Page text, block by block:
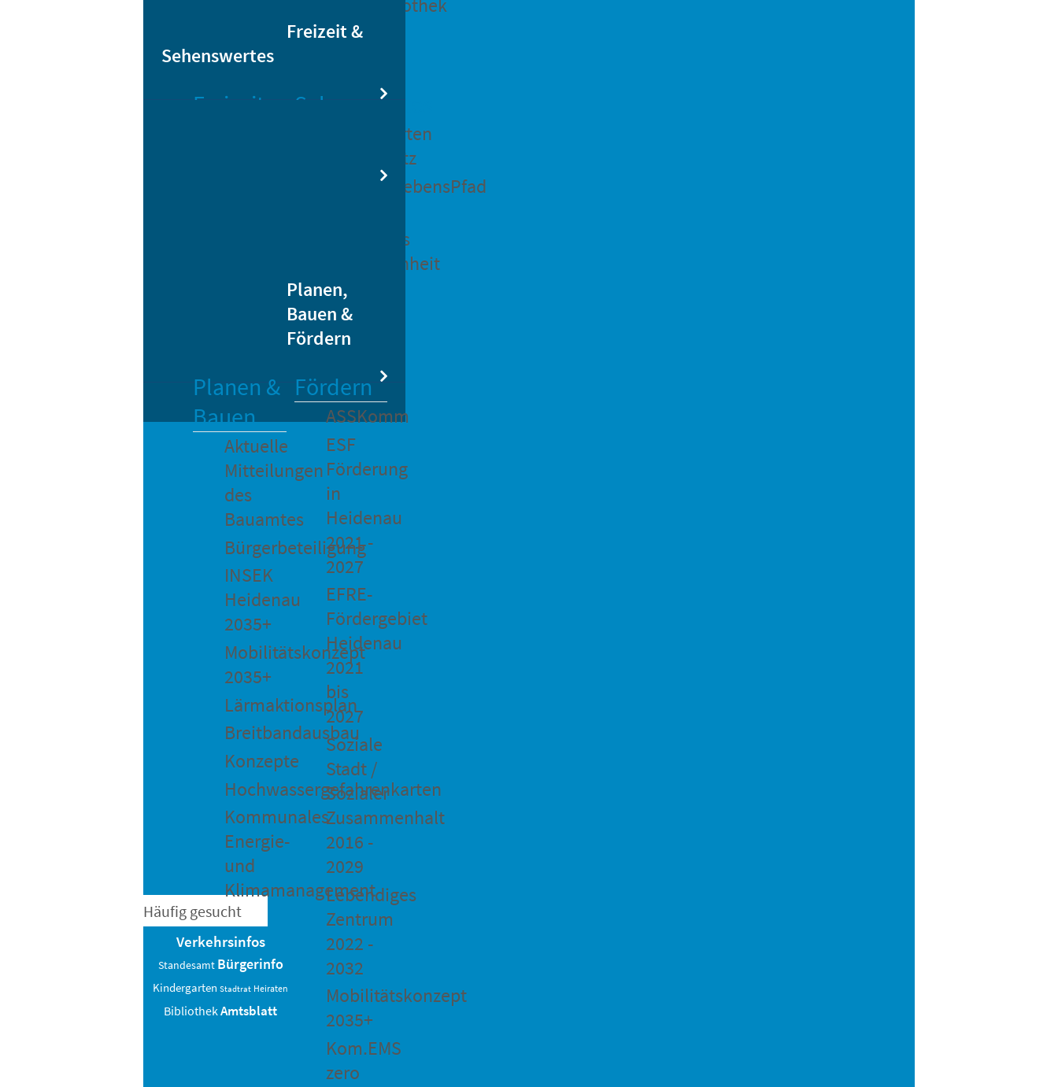
Bikesharing
Stadtbibliothek
Freizeit &
Sehenswertes
Freizeit
Heidenauer
Musiknacht
Sehenswertes
Barockgarten
Großsedlitz
MärchenLebensPfad
Heidenaus
Vergangenheit
Planen,
Bauen &
Fördern
Planen &
Bauen
Aktuelle
Mitteilungen
des
Bauamtes
Bürgerbeteiligung
INSEK
Heidenau
2035+
Mobilitätskonzept
2035+
Lärmaktionsplan
Breitbandausbau
Konzepte
Hochwassergefahrenkarten
Kommunales
Energie-
und
Klimamanagement
Fördern
ASSKomm
ESF
Förderung
in
Heidenau
2021 -
2027
EFRE-
Fördergebiet
Heidenau
2021
bis
2027
Soziale
Stadt /
Sozialer
Zusammenhalt
2016 -
2029
Lebendiges
Zentrum
2022 -
2032
Mobilitätskonzept
2035+
Kom.EMS
zero
Häufig gesucht
Verkehrsinfos
Standesamt Bürgerinfo
Kindergarten Stadtrat Heiraten
BibliothekAmtsblatt